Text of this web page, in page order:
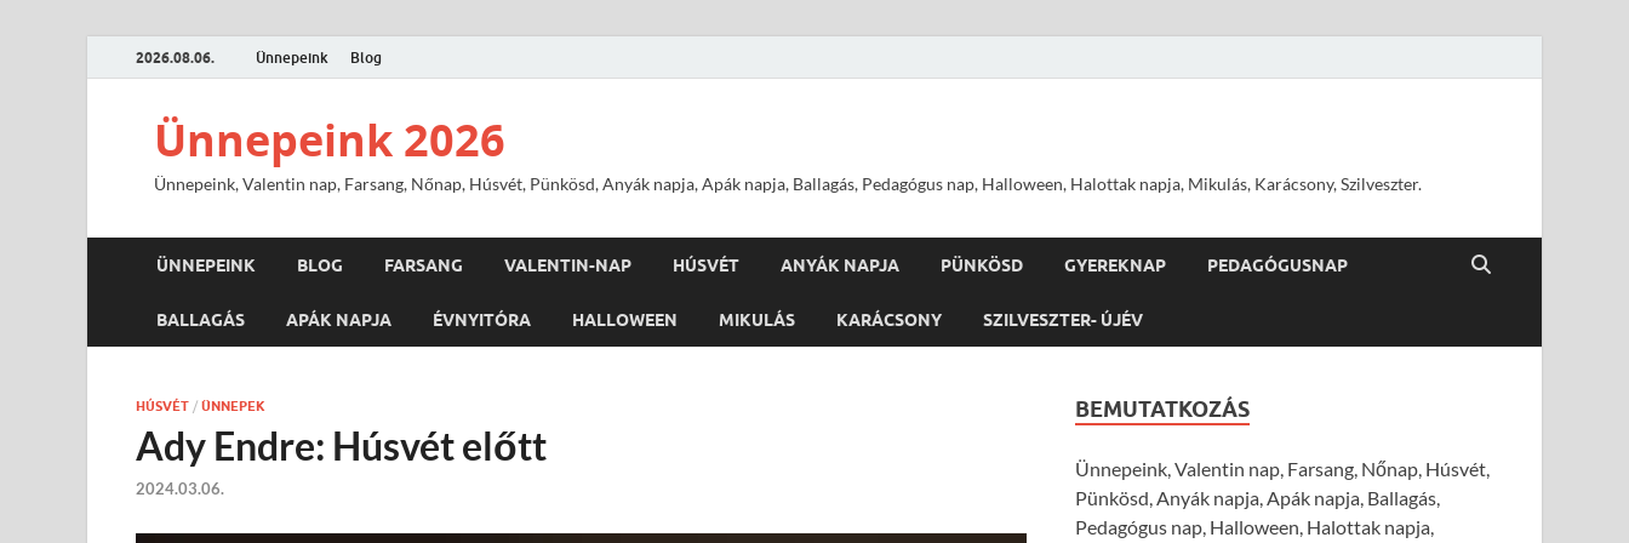
2026.08.06. Ünnepeink Blog
Ünnepeink 2026
Ünnepeink, Valentin nap, Farsang, Nőnap, Húsvét, Pünkösd, Anyák napja, Apák napja, Ballagás, Pedagógus nap, Halloween, Halottak napja, Mikulás, Karácsony, Szilveszter.
ÜNNEPEINK BLOG FARSANG VALENTIN-NAP HÚSVÉT ANYÁK NAPJA PÜNKÖSD GYEREKNAP PEDAGÓGUSNAP
BALLAGÁS APÁK NAPJA ÉVNYITÓRA HALLOWEEN MIKULÁS KARÁCSONY SZILVESZTER- ÚJÉV
HÚSVÉT / ÜNNEPEK
Ady Endre: Húsvét előtt
2024.03.06.
BEMUTATKOZÁS
Ünnepeink, Valentin nap, Farsang, Nőnap, Húsvét,
Pünkösd, Anyák napja, Apák napja, Ballagás,
Pedagógus nap, Halloween, Halottak napja,